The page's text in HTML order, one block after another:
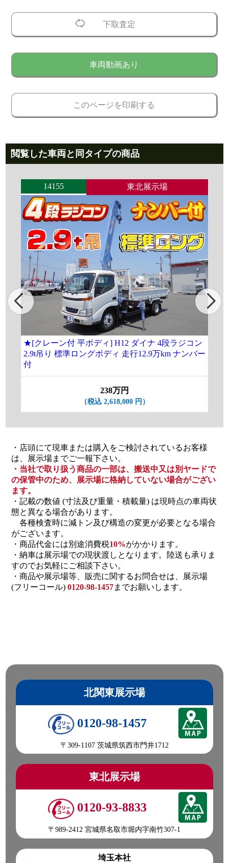
下取査定
車両動画あり
このページを印刷する
閲覧した車両と同タイプの商品
14155 東北展示場
★[クレーン付 平ボディ] H12 ダイナ 4段ラジコン
2.9t吊り 標準ロングボディ 走行12.9万km ナンバー
付
238万円
（税込 2,618,000 円）
・店頭にて現車または購入をご検討されているお客様
は、展示場までご一報下さい。
・当社で取り扱う商品の一部は、搬送中又は別ヤードで
の保管中のため、展示場に格納していない場合がござい
ます。
・記載の数値 (寸法及び重量・積載量) は現時点の車両状
態と異なる場合があります。
各種検査時に減トン及び構造の変更が必要となる場合
がございます。
・商品代金には別途消費税10%がかかります。
・納車は展示場での現状渡しとなります。陸送も承りま
すのでお気軽にご相談下さい。
・商品や展示場等、販売に関するお問合せは、展示場
(フリーコール) 0120-98-1457までお願いします。
北関東展示場
0120-98-1457
〒309-1107 茨城県筑西市門井1712
東北展示場
0120-93-8833
〒989-2412 宮城県名取市堀内字南竹307-1
埼玉本社